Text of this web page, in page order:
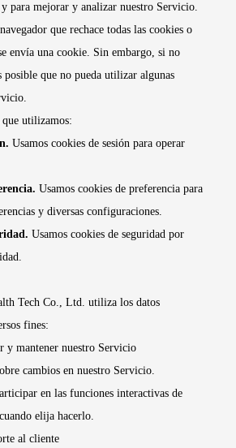
para mejorar y analizar nuestro Servicio.
que rechace todas las cookies o
envía una cookie. Sin embargo, si no
posible que no pueda utilizar algunas
utilizamos:
Usamos cookies de sesión para operar
Usamos cookies de preferencia para
y diversas configuraciones.
Usamos cookies de seguridad por
Tech Co., Ltd. utiliza los datos
fines:
y mantener nuestro Servicio
cambios en nuestro Servicio.
en las funciones interactivas de
elija hacerlo.
al cliente